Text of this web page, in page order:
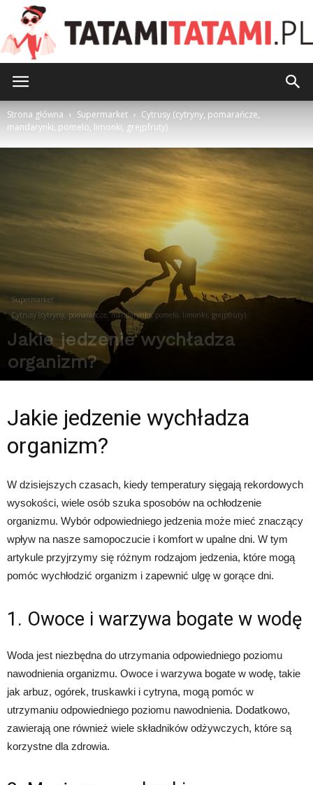
Strona główna Supermarket
Cytrusy (cytryny, pomarańcze,
mandarynki, pomelo, limonki, grejpfruty)
Supermarket
Cytrusy (cytryny, pomarańcze, mandarynki, pomelo, limonki, grejpfruty)
Jakie jedzenie wychładza
organizm?
Przez Redakcja - 18 lutego 2025 298 0
Jakie jedzenie wychładza
organizm?
W dzisiejszych czasach, kiedy temperatury sięgają rekordowych
wysokości, wiele osób szuka sposobów na ochłodzenie
organizmu. Wybór odpowiedniego jedzenia może mieć znaczący
wpływ na nasze samopoczucie i komfort w upalne dni. W tym
artykule przyjrzymy się różnym rodzajom jedzenia, które mogą
pomóc wychłodzić organizm i zapewnić ulgę w gorące dni.
1. Owoce i warzywa bogate w wodę
Woda jest niezbędna do utrzymania odpowiedniego poziomu
nawodnienia organizmu. Owoce i warzywa bogate w wodę, takie
jak arbuz, ogórek, truskawki i cytryna, mogą pomóc w
utrzymaniu odpowiedniego poziomu nawodnienia. Dodatkowo,
zawierają one również wiele składników odżywczych, które są
korzystne dla zdrowia.